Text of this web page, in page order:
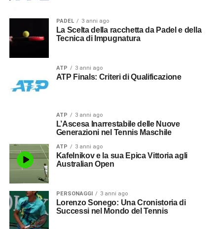
PADEL 3 anni ago
La Scelta della racchetta da Padel e della
Tecnica di Impugnatura
ATP 3 anni ago
ATP Finals: Criteri di Qualificazione
ATP 3 anni ago
L’Ascesa Inarrestabile delle Nuove
Generazioni nel Tennis Maschile
ATP 3 anni ago
Kafelnikov e la sua Epica Vittoria agli
Australian Open
PERSONAGGI 3 anni ago
Lorenzo Sonego: Una Cronistoria di
Successi nel Mondo del Tennis